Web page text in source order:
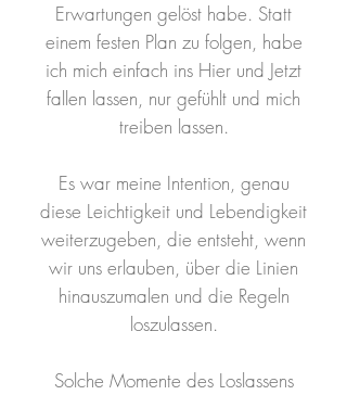
Erwartungen gelöst habe. Statt
einem festen Plan zu folgen, habe
ich mich einfach ins Hier und Jetzt
fallen lassen, nur gefühlt und mich
treiben lassen.
Es war meine Intention, genau
diese Leichtigkeit und Lebendigkeit
weiterzugeben, die entsteht, wenn
wir uns erlauben, über die Linien
hinauszumalen und die Regeln
loszulassen.
Solche Momente des Loslassens